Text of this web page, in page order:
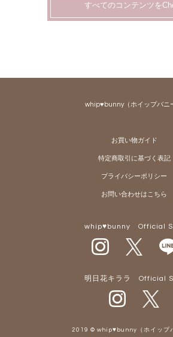
すべてのコンテンツを
whip♥bunny（ホイップバニ
お買い物ガイド
特定商取引に基づく表記
プライバシーポリシー
お問い合わせはこちら
whip♥bunny Official
明日花キララ Official
2019 © whip♥bunny（ホイップ